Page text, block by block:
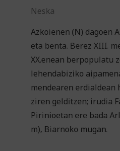
Neska
Azkoienen (N) dagoen
eta benta. Berez XIII.
XX.enean berpopulatu
lehendabiziko
mendearen erdialdean
ziren gelditzen; irudia
Pirinioetan ere bada
m), Biarnoko mugan.